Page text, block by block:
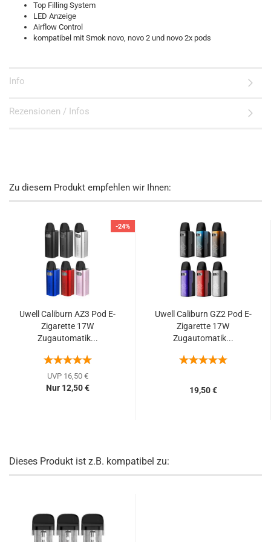
Top Filling System
LED Anzeige
Airflow Control
kompatibel mit Smok novo, novo 2 und novo 2x pods
Info
Rezensionen / Infos
Zu diesem Produkt empfehlen wir Ihnen:
-24%
Uwell Caliburn AZ3 Pod E-
Zigarette 17W
Zugautomatik...
UVP 16,50 €
Nur 12,50 €
Uwell Caliburn GZ2 Pod E-
Zigarette 17W
Zugautomatik...
19,50 €
Dieses Produkt ist z.B. kompatibel zu: